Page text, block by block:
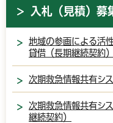
入札（見積）募
地域の参画による活
貸借（長期継続契約）
次期救急情報共有シ
次期救急情報共有シ
継続契約）